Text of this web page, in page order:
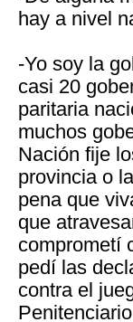
hay a nivel
-Yo soy la
casi 20
paritaria
muchos
Nación fije
provincia o
pena que
que
comprometí
pedí las
contra el